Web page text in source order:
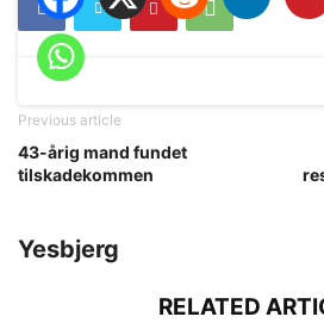
Previous article
43-årig mand fundet
tilskadekommen
Yesbjerg
RELATED